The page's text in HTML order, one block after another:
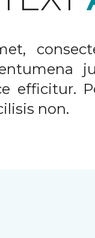
efficitur.
non.